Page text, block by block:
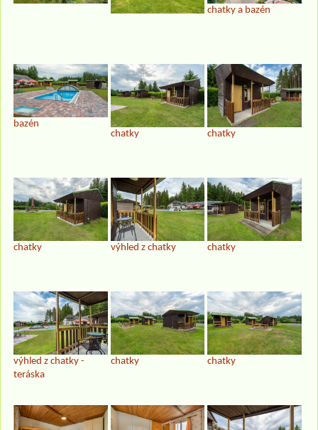
chatky a bazén
bazén
chatky
chatky
chatky výhled z chatky chatky
výhled z chatky -
teráska
chatky chatky